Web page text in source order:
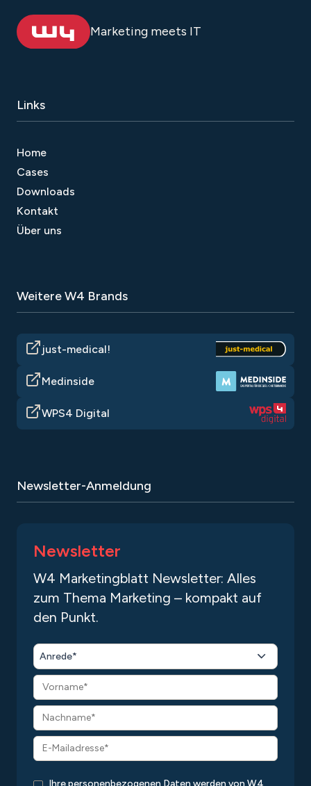
Marketing meets IT
Links
Home
Cases
Downloads
Kontakt
Über uns
Weitere W4 Brands
just-medical!
Medinside
WPS4 Digital
Newsletter-Anmeldung
Newsletter
W4 Marketingblatt Newsletter: Alles
zum Thema Marketing – kompakt auf
den Punkt.
Anrede*
Ihre personenbezogenen Daten werden von W4